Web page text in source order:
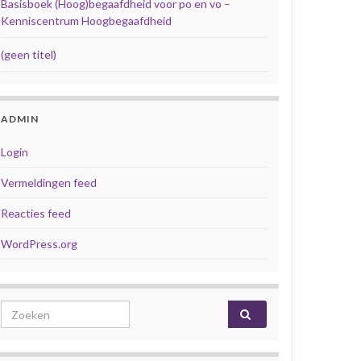
Basisboek (Hoog)begaafdheid voor po en vo –
Kenniscentrum Hoogbegaafdheid
(geen titel)
ADMIN
Login
Vermeldingen feed
Reacties feed
WordPress.org
Search for: